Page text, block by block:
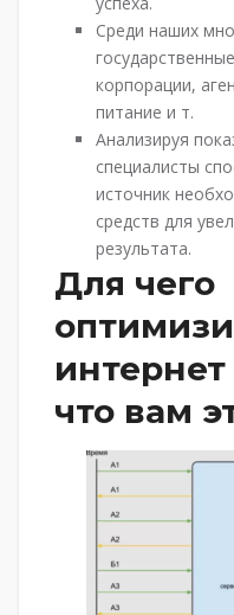
Среди наших
корпорации,
питание и т.
Анализируя
специалисты
источник
средств для
результата.
Для чего
что вам